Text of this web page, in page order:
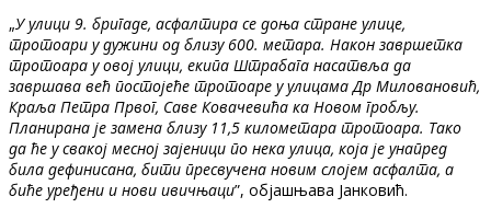
„У улици 9. бригаде, асфалтира се доња стране улице,
тротоари у дужини од близу 600. метара. Након завршетка
тротоара у овој улици, екипа Штрабага насатвља да
завршава већ постојеће тротоаре у улицама Др Миловановић,
Краља Петра Првог, Саве Ковачевића ка Новом гробљу.
Планирана је замена близу 11,5 километара тротоара. Тако
да ће у свакој месној зајеници по нека улица, која је унапред
била дефинисана, бити пресвучена новим слојем асфалта, а
биће уређени и нови ивичњаци”, објашњава Јанковић.